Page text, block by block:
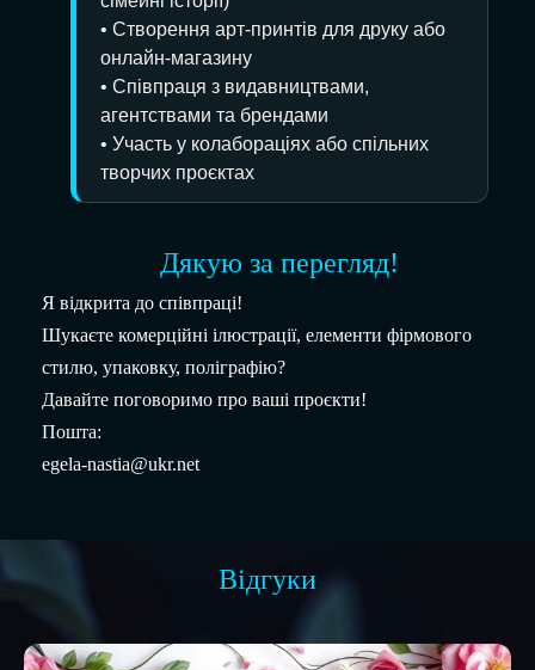
• Створення арт-принтів для друку або
онлайн-магазину
• Співпраця з видавництвами,
агентствами та брендами
• Участь у колабораціях або спільних
творчих проєктах
Дякую за перегляд!
Я відкрита до співпраці!
Шукаєте комерційні ілюстрації, елементи фірмового
стилю, упаковку, поліграфію?
Давайте поговоримо про ваші проєкти!
Пошта:
egela-nastia@ukr.net
Відгуки